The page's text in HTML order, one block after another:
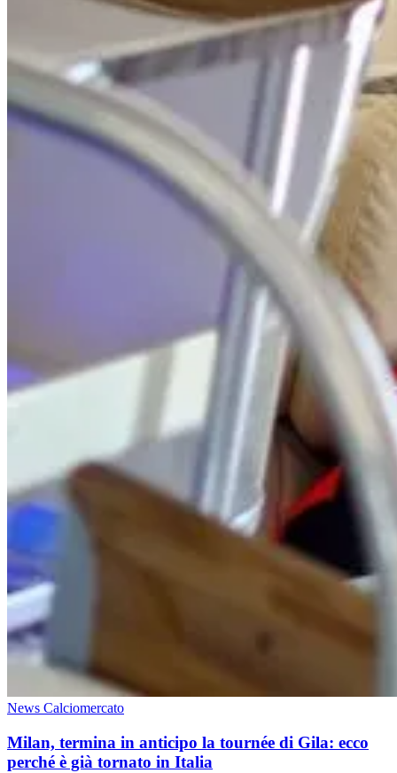
News Calciomercato
Milan, termina in anticipo la tournée di Gila: ecco
perché è già tornato in Italia